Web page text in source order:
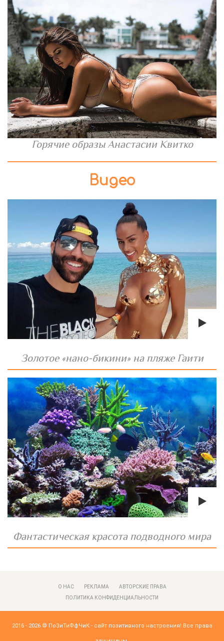
Горячие образы Анастасии Квитко
Видео
Золотое «нано-бикини» на пляже Гаити
Фантастическая красота подводного мира
О НАС РЕКЛАМА
АВТОРСКИЕ ПРАВА
ПОЛИТИКА КОНФИДЕНЦИАЛЬНОСТИ
2016 - 2026 © ПоЗиТиФфЧиК - сайт позитивного настроения! Все права